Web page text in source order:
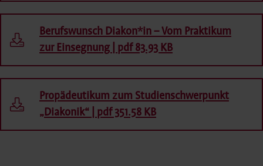
Berufswunsch Diakon*in – Vom Praktikum
zur Einsegnung | pdf 83.93 KB
Propädeutikum zum Studienschwerpunkt
„Diakonik“ | pdf 351.58 KB